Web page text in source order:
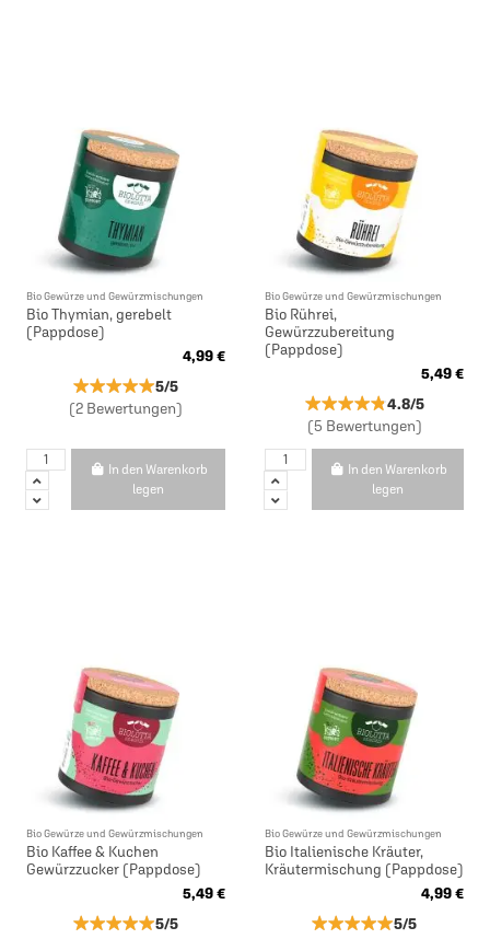
Bio Gewürze und Gewürzmischungen
Bio Thymian, gerebelt
(Pappdose)
4,99 €
★★★★★
★★★★★5/5
(2 Bewertungen)
In den Warenkorb
legen
Bio Gewürze und Gewürzmischungen
Bio Rührei,
Gewürzzubereitung
(Pappdose)
5,49 €
★★★★★
★★★★★4.8/5
(5 Bewertungen)
In den Warenkorb
legen
Bio Gewürze und Gewürzmischungen
Bio Kaffee & Kuchen
Gewürzzucker (Pappdose)
5,49 €
★★★★★
★★★★★5/5
Bio Gewürze und Gewürzmischungen
Bio Italienische Kräuter,
Kräutermischung (Pappdose)
4,99 €
★★★★★
★★★★★5/5